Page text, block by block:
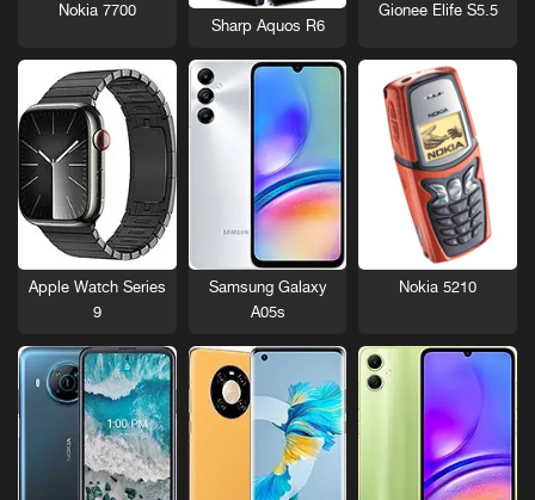
Gionee Elife S5.5
Sharp Aquos R6
Nokia 7700
Nokia 5210
Samsung Galaxy
A05s
Apple Watch Series
9